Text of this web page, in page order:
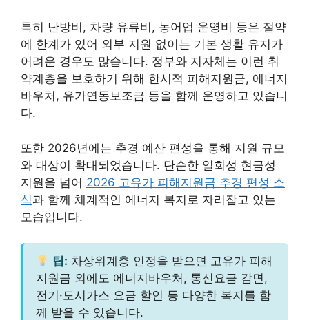
특히 난방비, 차량 유류비, 농어업 운영비 등은 절약
에 한계가 있어 외부 지원 없이는 기본 생활 유지가
어려운 경우도 많습니다. 정부와 지자체는 이런 취
약계층을 보호하기 위해 한시적 피해지원금, 에너지
바우처, 유가연동보조금 등을 함께 운영하고 있습니
다.
또한 2026년에는 추경 예산 편성을 통해 지원 규모
와 대상이 확대되었습니다. 단순한 일회성 현금성
지원을 넘어 2026 고유가 피해지원금 추경 편성 소
식과 함께 체계적인 에너지 복지로 자리잡고 있는
모습입니다.
팁: 차상위계층 인정을 받으면 고유가 피해
지원금 외에도 에너지바우처, 통신요금 감면,
전기·도시가스 요금 할인 등 다양한 복지를 함
께 받을 수 있습니다.